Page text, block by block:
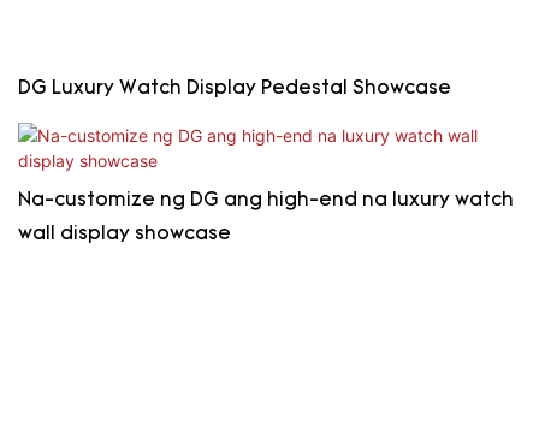
DG Luxury Watch Display Pedestal Showcase
Na-customize ng DG ang high-end na luxury watch
wall display showcase